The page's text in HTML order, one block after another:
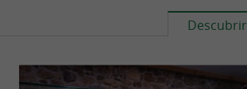
Descubrir